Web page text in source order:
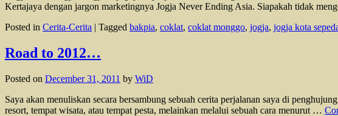
Kertajaya dengan jargon marketingnya Jogja Never Ending Asia. Siapakah tidak
Posted in Cerita-Cerita | Tagged bakpia, coklat, coklat monggo, jogja, jogja kota
Road to 2012…
Posted on December 31, 2011 by WiD
Saya akan menuliskan secara bersambung sebuah cerita perjalanan saya di
resort, tempat wisata, atau tempat pesta, melainkan melalui sebuah cara menurut …